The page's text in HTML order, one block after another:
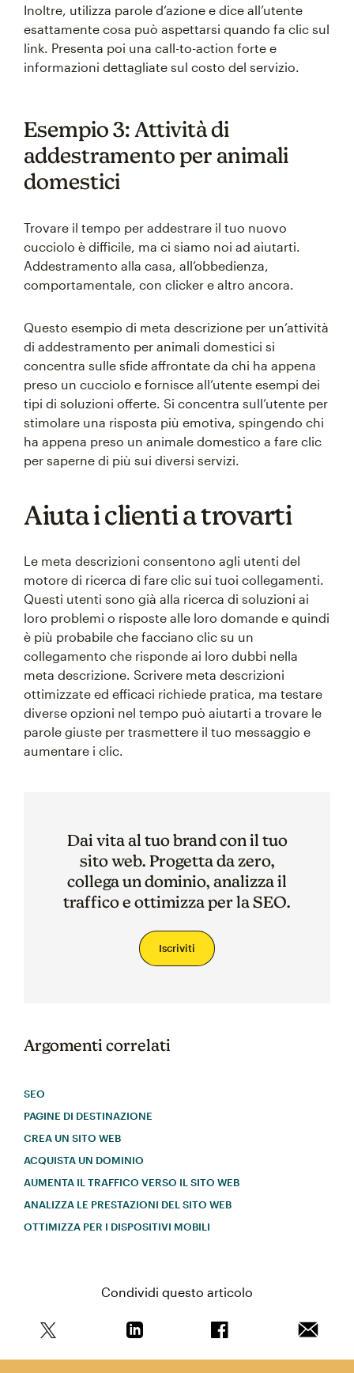
Inoltre, utilizza parole d’azione e dice all’utente
esattamente cosa può aspettarsi quando fa clic sul
link. Presenta poi una call-to-action forte e
informazioni dettagliate sul costo del servizio.
Esempio 3: Attività di
addestramento per animali
domestici
Trovare il tempo per addestrare il tuo nuovo
cucciolo è difficile, ma ci siamo noi ad aiutarti.
Addestramento alla casa, all’obbedienza,
comportamentale, con clicker e altro ancora.
Questo esempio di meta descrizione per un’attività
di addestramento per animali domestici si
concentra sulle sfide affrontate da chi ha appena
preso un cucciolo e fornisce all’utente esempi dei
tipi di soluzioni offerte. Si concentra sull’utente per
stimolare una risposta più emotiva, spingendo chi
ha appena preso un animale domestico a fare clic
per saperne di più sui diversi servizi.
Aiuta i clienti a trovarti
Le meta descrizioni consentono agli utenti del
motore di ricerca di fare clic sui tuoi collegamenti.
Questi utenti sono già alla ricerca di soluzioni ai
loro problemi o risposte alle loro domande e quindi
è più probabile che facciano clic su un
collegamento che risponde ai loro dubbi nella
meta descrizione. Scrivere meta descrizioni
ottimizzate ed efficaci richiede pratica, ma testare
diverse opzioni nel tempo può aiutarti a trovare le
parole giuste per trasmettere il tuo messaggio e
aumentare i clic.
Dai vita al tuo brand con il tuo
sito web. Progetta da zero,
collega un dominio, analizza il
traffico e ottimizza per la SEO.
Iscriviti
Argomenti correlati
SEO
PAGINE DI DESTINAZIONE
CREA UN SITO WEB
ACQUISTA UN DOMINIO
AUMENTA IL TRAFFICO VERSO IL SITO WEB
ANALIZZA LE PRESTAZIONI DEL SITO WEB
OTTIMIZZA PER I DISPOSITIVI MOBILI
Condividi questo articolo